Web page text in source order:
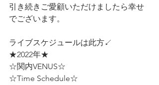
引き続きご愛顧いただけましたら幸せ
でございます。
ライブスケジュールは此方↙️
★2022年★
☆関内VENUS☆
☆Time Schedule☆